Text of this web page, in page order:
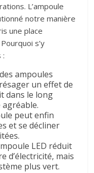
L’ampoule
notre manière
une place
s’y
:
ampoules
un effet de
dans le long
peut enfin
et se décliner
LED réduit
d’électricité, mais
plus vert.